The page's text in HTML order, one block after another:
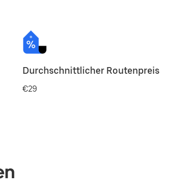
Durchschnittlicher Routenpreis
€29